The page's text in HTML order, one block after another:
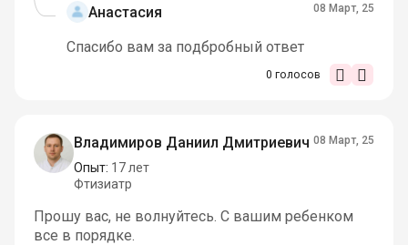
Анастасия 08 Март, 25
Спасибо вам за подбробный ответ
0 голосов
Владимиров Даниил Дмитриевич
Опыт: 17 лет
Фтизиатр
08 Март, 25
Прошу вас, не волнуйтесь. С вашим ребенком
все в порядке.